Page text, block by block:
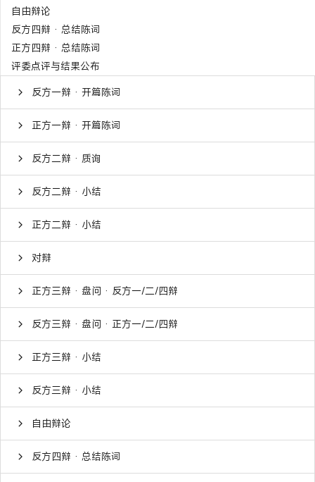
自由辩论
反方四辩 · 总结陈词
正方四辩 · 总结陈词
评委点评与结果公布
反方一辩 · 开篇陈词
正方一辩 · 开篇陈词
反方二辩 · 质询
反方二辩 · 小结
正方二辩 · 小结
对辩
正方三辩 · 盘问 · 反方一/二/四辩
反方三辩 · 盘问 · 正方一/二/四辩
正方三辩 · 小结
反方三辩 · 小结
自由辩论
反方四辩 · 总结陈词